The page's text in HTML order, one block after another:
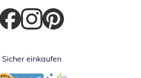
Öffnet in neuem Fenster
Öffnet in neuem Fenster
Öffnet in neuem Fenster
Sicher einkaufen